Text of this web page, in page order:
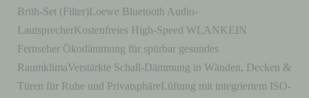
Brüh-Set (Filter)Loewe Bluetooth Audio-
LautsprecherKostenfreies High-Speed WLANKEIN
Fernseher Ökodämmung für spürbar gesundes
RaumklimaVerstärkte Schall-Dämmung in Wänden, Decken &
Türen für Ruhe und PrivatsphäreLüftung mit integriertem ISO-